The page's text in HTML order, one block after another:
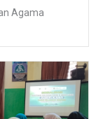
Agama